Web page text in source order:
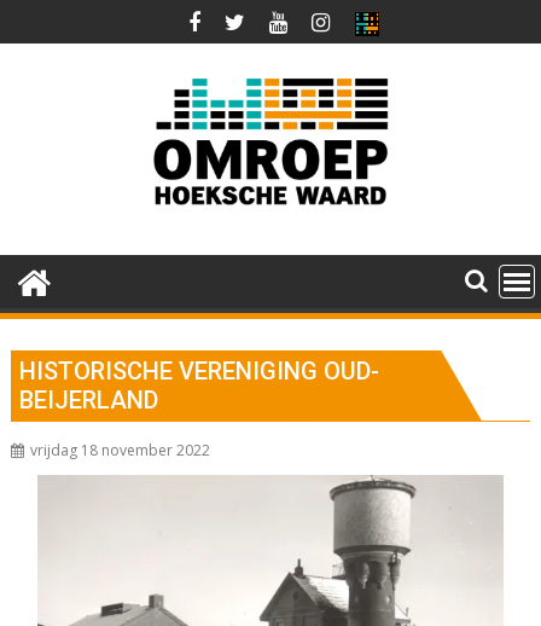
naar
HISTORISCHE VERENIGING OUD-
BEIJERLAND
vrijdag 18 november 2022